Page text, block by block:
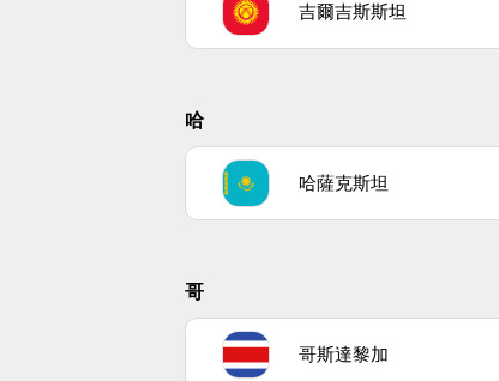
吉爾吉斯斯坦
哈
哈薩克斯坦
哥
哥斯達黎加